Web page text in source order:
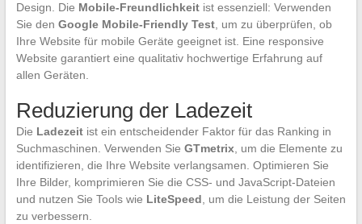
Design. Die Mobile-Freundlichkeitist essenziell: Verwenden
Sie den Google Mobile-Friendly Test, um zu überprüfen, ob
Ihre Website für mobile Geräte geeignet ist. Eine responsive
Website garantiert eine qualitativ hochwertige Erfahrung auf
allen Geräten.
Reduzierung der Ladezeit
Die Ladezeitist ein entscheidender Faktor für das Ranking in
Suchmaschinen. Verwenden Sie GTmetrix, um die Elemente zu
identifizieren, die Ihre Website verlangsamen. Optimieren Sie
Ihre Bilder, komprimieren Sie die CSS- und JavaScript-Dateien
und nutzen Sie Tools wie LiteSpeed, um die Leistung der Seiten
zu verbessern.